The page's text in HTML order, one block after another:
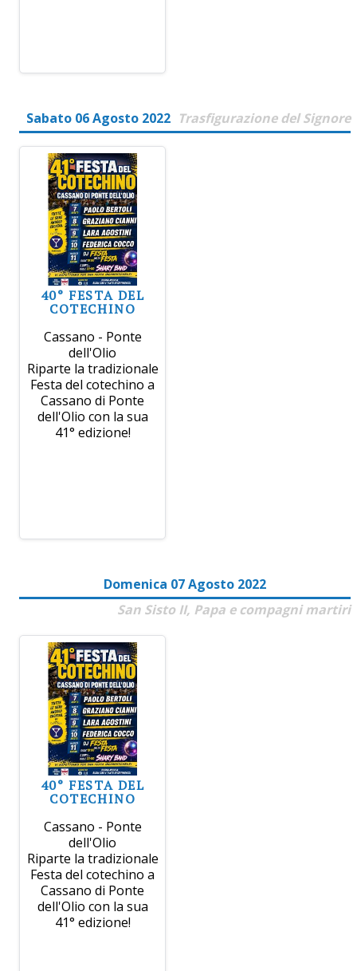
Sabato 06 Agosto 2022 Trasfigurazione del Signore
40° FESTA DEL
COTECHINO
Cassano - Ponte
dell'Olio
Riparte la tradizionale
Festa del cotechino a
Cassano di Ponte
dell'Olio con la sua
41° edizione!
Domenica 07 Agosto 2022
San Sisto II, Papa e compagni martiri
40° FESTA DEL
COTECHINO
Cassano - Ponte
dell'Olio
Riparte la tradizionale
Festa del cotechino a
Cassano di Ponte
dell'Olio con la sua
41° edizione!